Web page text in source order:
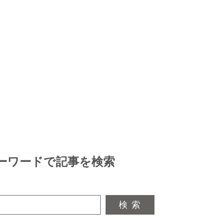
ワードで記事を検索
検 索